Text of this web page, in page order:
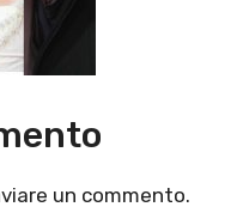
un commento.